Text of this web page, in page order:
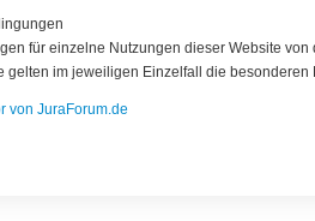
für einzelne Nutzungen dieser Website
gelten im jeweiligen Einzelfall die
von JuraForum.de